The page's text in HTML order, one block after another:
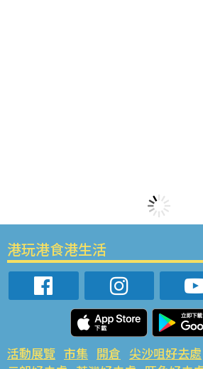
港玩港食港生活
活動展覽 市集 開倉 尖沙咀好去處